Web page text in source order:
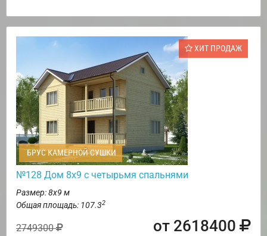
ХИТ ПРОДАЖ
БРУС КАМЕРНОЙ СУШКИ
№128 Дом 8х9 с четырьмя спальнями
Размер: 8х9 м
Общая площадь: 107.32
2749300 от 2618400